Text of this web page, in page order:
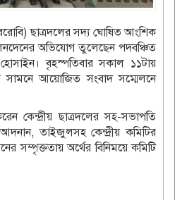
ছাত্রদলের সদ্য ঘোষিত আংশিক
অভিযোগ তুলেছেন পদবঞ্চিত
‎বৃহস্পতিবার সকাল ১১টায়
সামনে আয়োজিত সংবাদ সম্মেলনে
কেন্দ্রীয় ছাত্রদলের সহ-সভাপতি
তাইজুলসহ কেন্দ্রীয় কমিটির
সম্পৃক্ততায় অর্থের বিনিময়ে কমিটি